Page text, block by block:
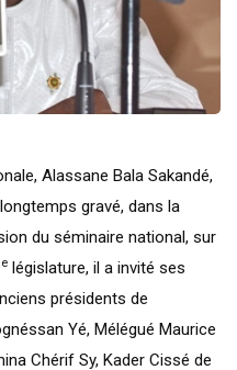
Alassane Bala Sakandé,
gravé, dans la
du séminaire national, sur
législature, il a invité ses
présidents de
Yé, Mélégué Maurice
Chérif Sy, Kader Cissé de